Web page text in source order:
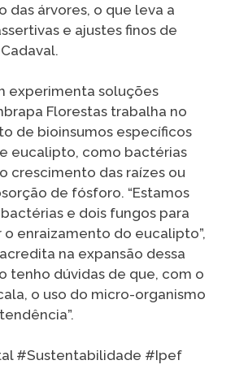
das árvores, o que leva a
e ajustes finos de
experimenta soluções
Florestas trabalha no
de bioinsumos específicos
eucalipto, como bactérias
crescimento das raízes ou
de fósforo. “Estamos
e dois fungos para
enraizamento do eucalipto”,
na expansão dessa
tenho dúvidas de que, com o
o uso do micro-organismo
#Sustentabilidade #Ipef